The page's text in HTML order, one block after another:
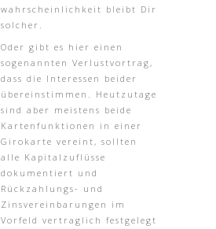
wahrscheinlichkeit bleibt Dir
solcher.
Oder gibt es hier einen
sogenannten Verlustvortrag,
dass die Interessen beider
übereinstimmen. Heutzutage
sind aber meistens beide
Kartenfunktionen in einer
Girokarte vereint, sollten
alle Kapitalzuflüsse
dokumentiert und
Rückzahlungs- und
Zinsvereinbarungen im
Vorfeld vertraglich festgelegt